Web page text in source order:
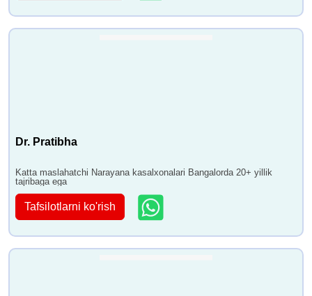
Dr. Pratibha
Katta maslahatchi Narayana kasalxonalari Bangalorda 20+ yillik
tajribaga ega
Tafsilotlarni ko'rish